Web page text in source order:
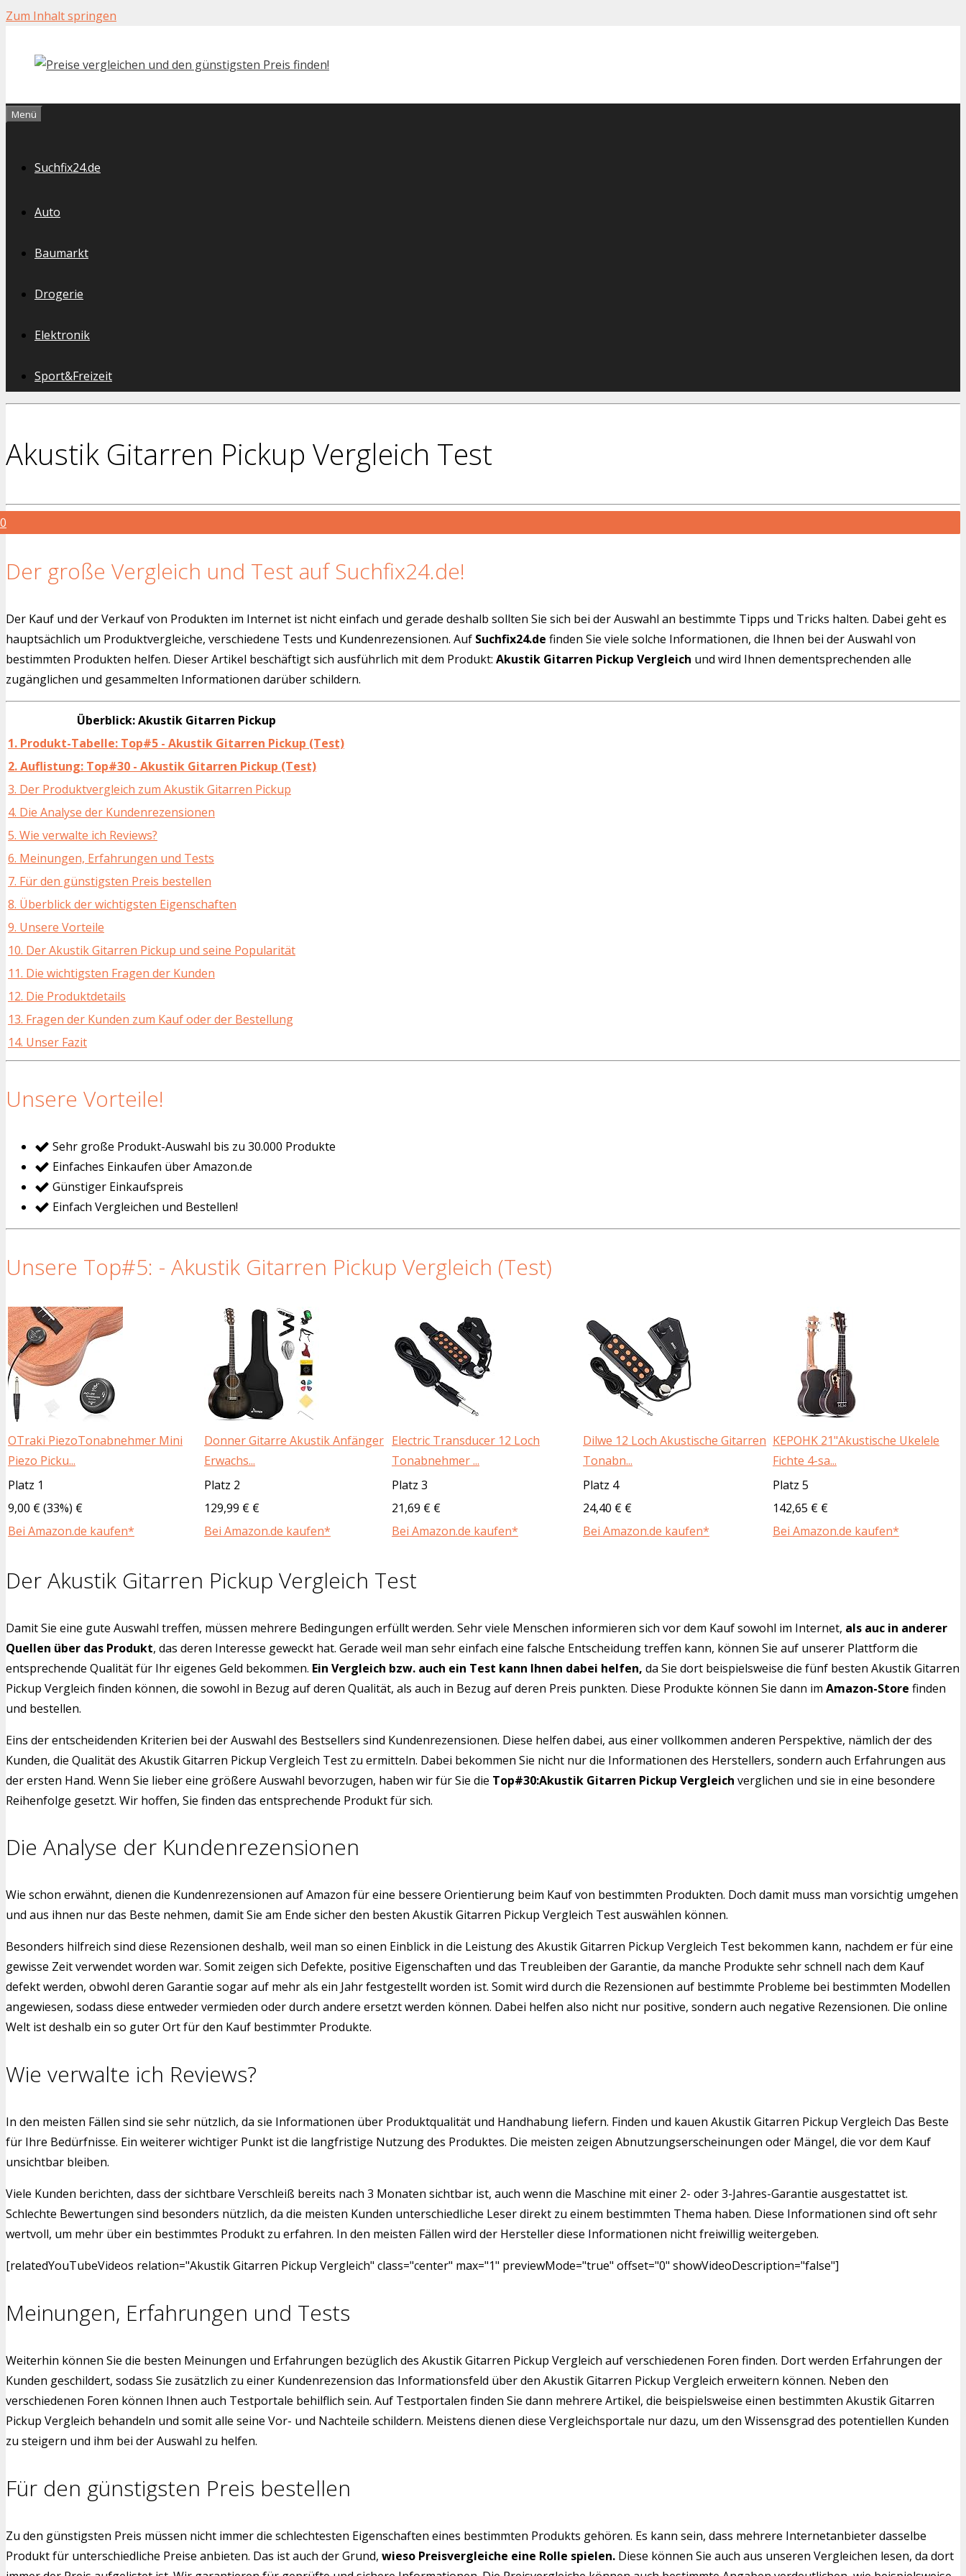
Zum Inhalt springen
Menü
Suchfix24.de
Auto
Baumarkt
Drogerie
Elektronik
Sport&Freizeit
Akustik Gitarren Pickup Vergleich Test
Der große Vergleich und Test auf Suchfix24.de!
Der Kauf und der Verkauf von Produkten im Internet ist nicht einfach und gerade deshalb sollten Sie sich bei der Auswahl an bestimmte Tipps und Tricks halten. Dabei geht es
hauptsächlich um Produktvergleiche, verschiedene Tests und Kundenrezensionen. Auf Suchfix24.de finden Sie viele solche Informationen, die Ihnen bei der Auswahl von
bestimmten Produkten helfen. Dieser Artikel beschäftigt sich ausführlich mit dem Produkt: Akustik Gitarren Pickup Vergleich und wird Ihnen dementsprechenden alle
zugänglichen und gesammelten Informationen darüber schildern.
Überblick: Akustik Gitarren Pickup
1. Produkt-Tabelle: Top#5 - Akustik Gitarren Pickup (Test)
2. Auflistung: Top#30 - Akustik Gitarren Pickup (Test)
3. Der Produktvergleich zum Akustik Gitarren Pickup
4. Die Analyse der Kundenrezensionen
5. Wie verwalte ich Reviews?
6. Meinungen, Erfahrungen und Tests
7. Für den günstigsten Preis bestellen
8. Überblick der wichtigsten Eigenschaften
9. Unsere Vorteile
10. Der Akustik Gitarren Pickup und seine Popularität
11. Die wichtigsten Fragen der Kunden
12. Die Produktdetails
13. Fragen der Kunden zum Kauf oder der Bestellung
14. Unser Fazit
Unsere Vorteile!
Sehr große Produkt-Auswahl bis zu 30.000 Produkte
Einfaches Einkaufen über Amazon.de
Günstiger Einkaufspreis
Einfach Vergleichen und Bestellen!
Unsere Top#5: - Akustik Gitarren Pickup Vergleich (Test)
OTraki PiezoTonabnehmer Mini
Piezo Picku...
Donner Gitarre Akustik Anfänger
Erwachs...
Electric Transducer 12 Loch
Tonabnehmer ...
Dilwe 12 Loch Akustische Gitarren
Tonabn...
KEPOHK 21"Akustische Ukelele
Fichte 4-sa...
Platz 1
Platz 2 Platz 3 Platz 4
Platz 5
9,00 € (33%) €
129,99 € € 21,69 € € 24,40 € €
142,65 € €
Bei Amazon.de kaufen*
Bei Amazon.de kaufen* Bei Amazon.de kaufen* Bei Amazon.de kaufen* Bei Amazon.de kaufen*
Der Akustik Gitarren Pickup Vergleich Test
Damit Sie eine gute Auswahl treffen, müssen mehrere Bedingungen erfüllt werden. Sehr viele Menschen informieren sich vor dem Kauf sowohl im Internet, als auc in anderer
Quellen über das Produkt, das deren Interesse geweckt hat. Gerade weil man sehr einfach eine falsche Entscheidung treffen kann, können Sie auf unserer Plattform die
entsprechende Qualität für Ihr eigenes Geld bekommen. Ein Vergleich bzw. auch ein Test kann Ihnen dabei helfen, da Sie dort beispielsweise die fünf besten Akustik Gitarren
Pickup Vergleich finden können, die sowohl in Bezug auf deren Qualität, als auch in Bezug auf deren Preis punkten. Diese Produkte können Sie dann im Amazon-Store finden
und bestellen.
Eins der entscheidenden Kriterien bei der Auswahl des Bestsellers sind Kundenrezensionen. Diese helfen dabei, aus einer vollkommen anderen Perspektive, nämlich der des
Kunden, die Qualität des Akustik Gitarren Pickup Vergleich Test zu ermitteln. Dabei bekommen Sie nicht nur die Informationen des Herstellers, sondern auch Erfahrungen aus
der ersten Hand. Wenn Sie lieber eine größere Auswahl bevorzugen, haben wir für Sie die Top#30:Akustik Gitarren Pickup Vergleich verglichen und sie in eine besondere
Reihenfolge gesetzt. Wir hoffen, Sie finden das entsprechende Produkt für sich.
Die Analyse der Kundenrezensionen
Wie schon erwähnt, dienen die Kundenrezensionen auf Amazon für eine bessere Orientierung beim Kauf von bestimmten Produkten. Doch damit muss man vorsichtig umgehen
und aus ihnen nur das Beste nehmen, damit Sie am Ende sicher den besten Akustik Gitarren Pickup Vergleich Test auswählen können.
Besonders hilfreich sind diese Rezensionen deshalb, weil man so einen Einblick in die Leistung des Akustik Gitarren Pickup Vergleich Test bekommen kann, nachdem er für eine
gewisse Zeit verwendet worden war. Somit zeigen sich Defekte, positive Eigenschaften und das Treubleiben der Garantie, da manche Produkte sehr schnell nach dem Kauf
defekt werden, obwohl deren Garantie sogar auf mehr als ein Jahr festgestellt worden ist. Somit wird durch die Rezensionen auf bestimmte Probleme bei bestimmten Modellen
angewiesen, sodass diese entweder vermieden oder durch andere ersetzt werden können. Dabei helfen also nicht nur positive, sondern auch negative Rezensionen. Die online
Welt ist deshalb ein so guter Ort für den Kauf bestimmter Produkte.
Wie verwalte ich Reviews?
In den meisten Fällen sind sie sehr nützlich, da sie Informationen über Produktqualität und Handhabung liefern. Finden und kauen Akustik Gitarren Pickup Vergleich Das Beste
für Ihre Bedürfnisse. Ein weiterer wichtiger Punkt ist die langfristige Nutzung des Produktes. Die meisten zeigen Abnutzungserscheinungen oder Mängel, die vor dem Kauf
unsichtbar bleiben.
Viele Kunden berichten, dass der sichtbare Verschleiß bereits nach 3 Monaten sichtbar ist, auch wenn die Maschine mit einer 2- oder 3-Jahres-Garantie ausgestattet ist.
Schlechte Bewertungen sind besonders nützlich, da die meisten Kunden unterschiedliche Leser direkt zu einem bestimmten Thema haben. Diese Informationen sind oft sehr
wertvoll, um mehr über ein bestimmtes Produkt zu erfahren. In den meisten Fällen wird der Hersteller diese Informationen nicht freiwillig weitergeben.
[relatedYouTubeVideos relation="Akustik Gitarren Pickup Vergleich" class="center" max="1" previewMode="true" offset="0" showVideoDescription="false"]
Meinungen, Erfahrungen und Tests
Weiterhin können Sie die besten Meinungen und Erfahrungen bezüglich des Akustik Gitarren Pickup Vergleich auf verschiedenen Foren finden. Dort werden Erfahrungen der
Kunden geschildert, sodass Sie zusätzlich zu einer Kundenrezension das Informationsfeld über den Akustik Gitarren Pickup Vergleich erweitern können. Neben den
verschiedenen Foren können Ihnen auch Testportale behilflich sein. Auf Testportalen finden Sie dann mehrere Artikel, die beispielsweise einen bestimmten Akustik Gitarren
Pickup Vergleich behandeln und somit alle seine Vor- und Nachteile schildern. Meistens dienen diese Vergleichsportale nur dazu, um den Wissensgrad des potentiellen Kunden
zu steigern und ihm bei der Auswahl zu helfen.
Für den günstigsten Preis bestellen
Zu den günstigsten Preis müssen nicht immer die schlechtesten Eigenschaften eines bestimmten Produkts gehören. Es kann sein, dass mehrere Internetanbieter dasselbe
Produkt für unterschiedliche Preise anbieten. Das ist auch der Grund, wieso Preisvergleiche eine Rolle spielen. Diese können Sie auch aus unseren Vergleichen lesen, da dort